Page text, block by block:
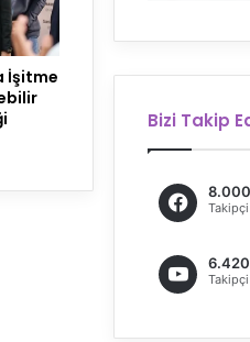
İşitme
Bizi Takip
8.000
Takipçi
6.420
Takipçi